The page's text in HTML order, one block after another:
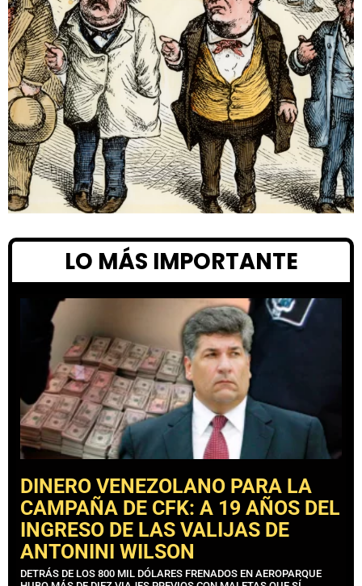
LO MÁS IMPORTANTE
DINERO VENEZOLANO PARA LA
CAMPAÑA DE CFK: A 19 AÑOS DEL
INGRESO DE LAS VALIJAS DE
ANTONINI WILSON
DETRÁS DE LOS 800 MIL DÓLARES FRENADOS EN AEROPARQUE